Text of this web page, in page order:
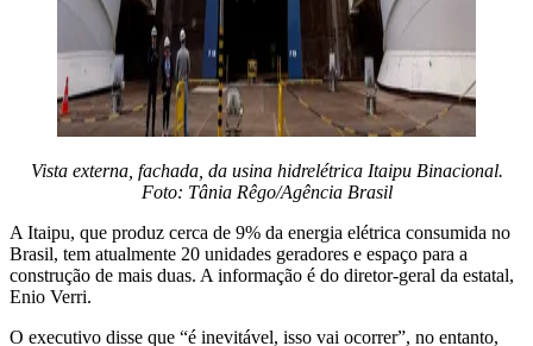
Vista externa, fachada, da usina hidrelétrica Itaipu Binacional.
Foto: Tânia Rêgo/Agência Brasil
A Itaipu, que produz cerca de 9% da energia elétrica consumida no
Brasil, tem atualmente 20 unidades geradores e espaço para a
construção de mais duas. A informação é do diretor-geral da estatal,
Enio Verri.
O executivo disse que “é inevitável, isso vai ocorrer”, no entanto,